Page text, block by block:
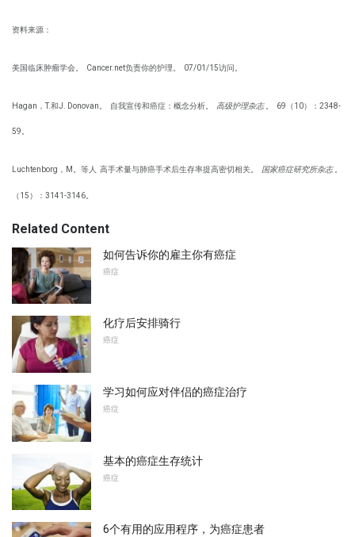
资料来源：
美国临床肿瘤学会。 Cancer.net负责你的护理。 07/01/15访问。
Hagan，T.和J. Donovan。 自我宣传和癌症：概念分析。 高级护理杂志。 69（10）：2348-
59。
Luchtenborg，M。等人 高手术量与肺癌手术后生存率提高密切相关。 国家癌症研究所杂志。
（15）：3141-3146。
Related Content
如何告诉你的雇主你有癌症
癌症
化疗后安排骑行
癌症
学习如何应对伴侣的癌症治疗
癌症
基本的癌症生存统计
癌症
6个有用的应用程序，为癌症患者